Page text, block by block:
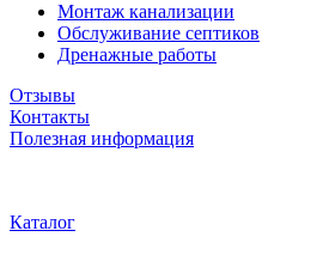
Монтаж канализации
Обслуживание септиков
Дренажные работы
Отзывы
Контакты
Полезная информация
Каталог